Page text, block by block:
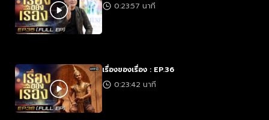
0:23:57 นาที
เรื่องของเรื่อง : EP.36
0:23:42 นาที